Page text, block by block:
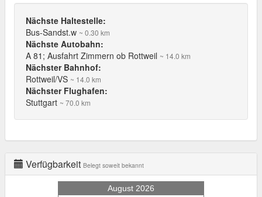
Nächste Haltestelle:
Bus-Sandst.w ~ 0.30 km
Nächste Autobahn:
A 81; Ausfahrt Zimmern ob Rottweil ~ 14.0 km
Nächster Bahnhof:
Rottweil/VS ~ 14.0 km
Nächster Flughafen:
Stuttgart ~ 70.0 km
Verfügbarkeit Belegt soweit bekannt
August 2026